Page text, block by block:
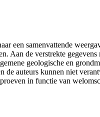
een samenvattende
Aan de verstrekte gegevens
geologische en
de auteurs kunnen niet
in functie van